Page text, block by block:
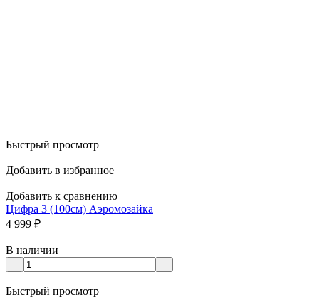
Быстрый просмотр
Добавить в избранное
Добавить к сравнению
Цифра 3 (100см) Аэромозайка
4 999 ₽
В наличии
Быстрый просмотр